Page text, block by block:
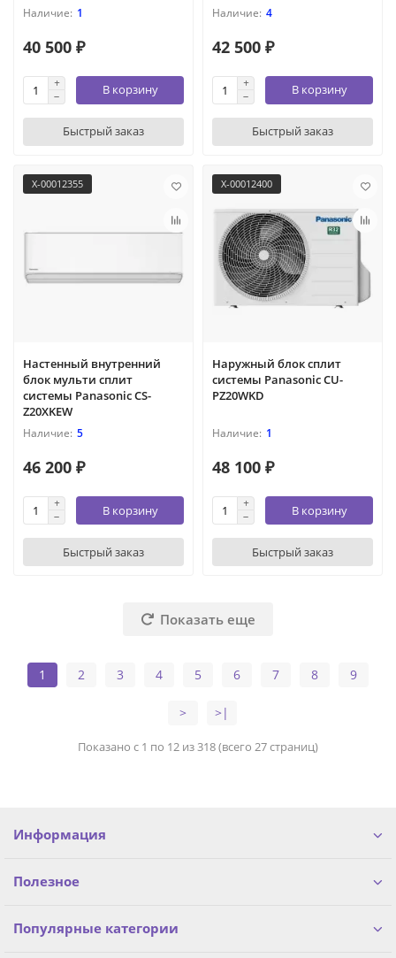
1
40 500 ₽
В корзину
Быстрый заказ
4
42 500 ₽
В корзину
Быстрый заказ
X-00012355
Настенный внутренний
блок мульти сплит
системы Panasonic CS-
Z20XKEW
5
46 200 ₽
В корзину
Быстрый заказ
X-00012400
Наружный блок сплит
системы Panasonic CU-
PZ20WKD
1
48 100 ₽
В корзину
Быстрый заказ
Показать еще
1 2 3 4 5 6 7 8 9
> >|
Показано с 1 по 12 из 318 (всего 27 страниц)
Информация
Полезное
Популярные категории